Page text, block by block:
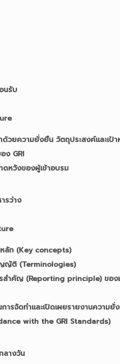
นรับ
ด้วยความยั่งยืน วัตถุประสงค์และเป้
ง GRI
ดหวังของผู้เข้าอบรม
รว่าง
ลัก (Key concepts)
ติ (Terminologies)
สำคัญ (Reporting principle) ของ
การจัดทำและเปิดเผยรายงานความ
with the GRI Standards)
ลางวัน